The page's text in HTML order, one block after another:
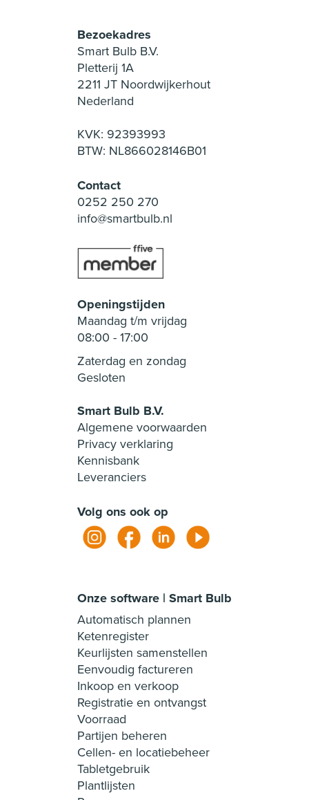
Bezoekadres
Smart Bulb B.V.
Pletterij 1A
2211 JT Noordwijkerhout
Nederland
KVK: 92393993
BTW: NL866028146B01
Contact
0252 250 270
info@smartbulb.nl
Openingstijden
Maandag t/m vrijdag
08:00 - 17:00
Zaterdag en zondag
Gesloten
Smart Bulb B.V.
Algemene voorwaarden
Privacy verklaring
Kennisbank
Leveranciers
Volg ons ook op
Onze software | Smart Bulb
Automatisch plannen
Ketenregister
Keurlijsten samenstellen
Eenvoudig factureren
Inkoop en verkoop
Registratie en ontvangst
Voorraad
Partijen beheren
Cellen- en locatiebeheer
Tabletgebruik
Plantlijsten